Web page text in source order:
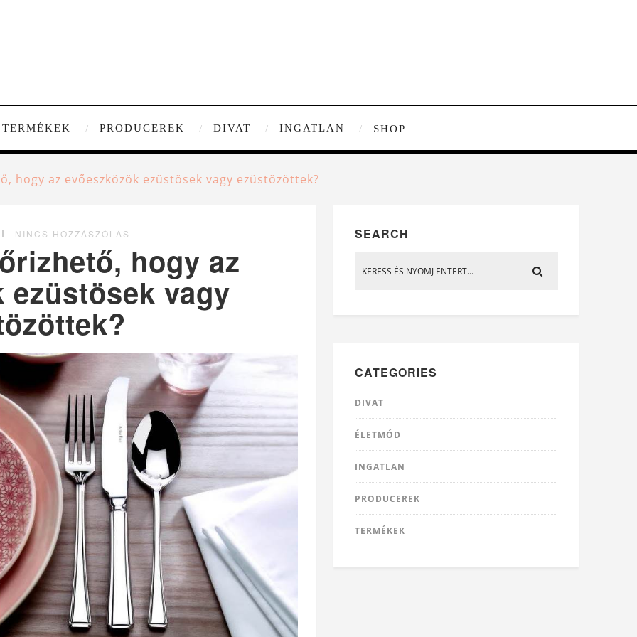
TERMÉKEK PRODUCEREK DIVAT INGATLAN SHOP
hogy az evőeszközök ezüstösek vagy ezüstözöttek?
NINCS HOZZÁSZÓLÁS
hogy az
ezüstösek vagy
SEARCH
CATEGORIES
DIVAT
ÉLETMÓD
INGATLAN
PRODUCEREK
TERMÉKEK